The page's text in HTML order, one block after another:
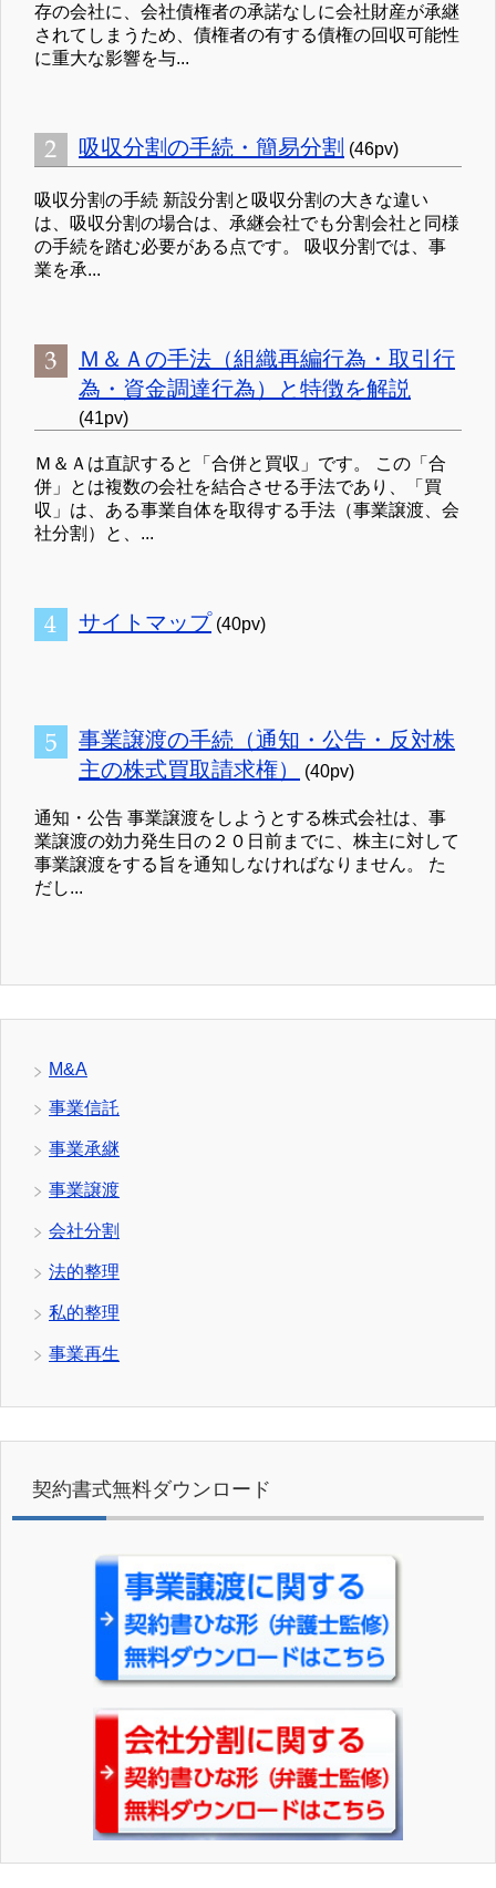
存の会社に、会社債権者の承諾なしに会社財産が承継
されてしまうため、債権者の有する債権の回収可能性
に重大な影響を与...
吸収分割の手続・簡易分割 (46pv)
吸収分割の手続 新設分割と吸収分割の大きな違い
は、吸収分割の場合は、承継会社でも分割会社と同様
の手続を踏む必要がある点です。 吸収分割では、事
業を承...
Ｍ＆Ａの手法（組織再編行為・取引行
為・資金調達行為）と特徴を解説
(41pv)
Ｍ＆Ａは直訳すると「合併と買収」です。 この「合
併」とは複数の会社を結合させる手法であり、「買
収」は、ある事業自体を取得する手法（事業譲渡、会
社分割）と、...
サイトマップ (40pv)
事業譲渡の手続（通知・公告・反対株
主の株式買取請求権）
(40pv)
通知・公告 事業譲渡をしようとする株式会社は、事
業譲渡の効力発生日の２０日前までに、株主に対して
事業譲渡をする旨を通知しなければなりません。 た
だし...
M&A
事業信託
事業承継
事業譲渡
会社分割
法的整理
私的整理
事業再生
契約書式無料ダウンロード